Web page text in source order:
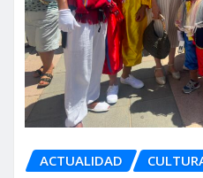
ACTUALIDAD